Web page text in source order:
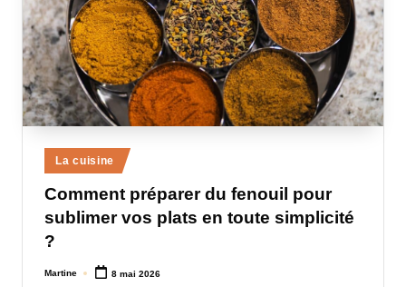
Posted
in
La cuisine
Comment préparer du fenouil pour
sublimer vos plats en toute simplicité
?
Posted
Martine 8 mai 2026